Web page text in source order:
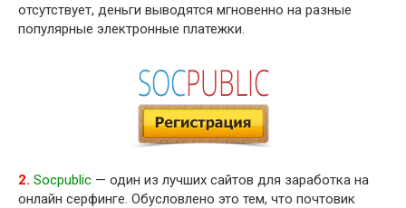
отсутствует, деньги выводятся мгновенно на разные
популярные электронные платежки.
2. Socpublic — один из лучших сайтов для заработка на
онлайн серфинге. Обусловлено это тем, что почтовик